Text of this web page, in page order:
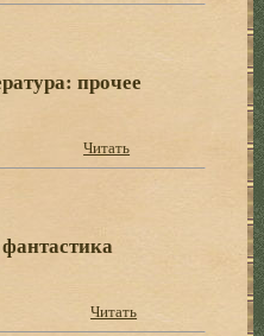
прочее
Читать
Читать